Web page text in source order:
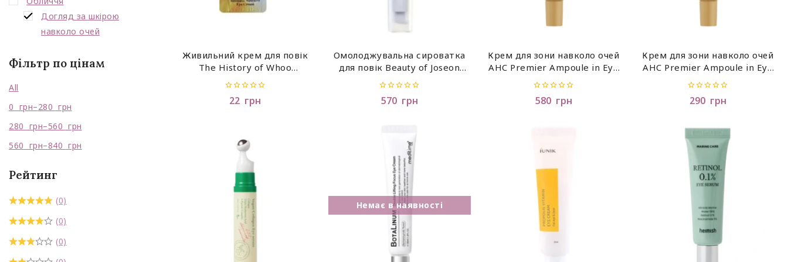
Живильний крем для повік
The History of Whoo
Gongjinhyang (Тестер),1 мл
out
22 грн
Омолоджувальна сироватка
для повік Beauty of Joseon
Revive Eye Serum: Ginseng +
Retinal (30 мл)
0
out
570 грн
Крем для зони навколо очей
AHC Premier Ampoule in Eye
Cream Core Lifting 40 мл
0
out
580 грн
Крем для зони навколо очей
AHC Premier Ampoule in Eye
Cream Core Lifting 12 мл
0
out
290 грн
Догляд за шкірою
навколо очей
Маска для обличчя, пілінг
Очищення
Сировотка, есенція
Сонцезахист
Фільтр по цінам
All
0 грн–280 грн
280 грн–560 грн
560 грн–840 грн
Рейтинг
(0)
(0)
(0)